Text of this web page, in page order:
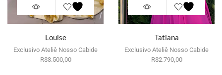
Louise
Exclusivo Ateliê Nosso Cabide
R$3.500,00
Por aluguel
Tatiana
Exclusivo Ateliê Nosso Cabide
R$2.790,00
Por aluguel